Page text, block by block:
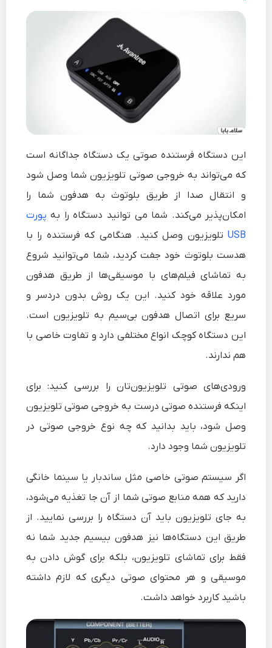
این دستگاه فرستنده صوتی یک دستگاه جداگانه است
که می‌تواند به خروجی صوتی تلویزیون شما وصل شود
و انتقال صدا از طریق بلوتوث به هدفون شما را
امکان‌پذیر می‌کند. شما می توانید دستگاه را به پورت
USBتلویزیون وصل کنید. هنگامی که فرستنده را با
هدست بلوتوث خود جفت کردید، شما می‌توانید شروع
به تماشای فیلم‌های با موسیقی‌ها از طریق هدفون
مورد علاقه خود کنید. این یک روش بدون دردسر و
سریع برای اتصال هدفون بی‌سیم به تلویزیون است.
این دستگاه کوچک انواع مختلفی دارد و تفاوت خاصی با
هم ندارند.
ورودی‌های صوتی تلویزیون‌تان را بررسی کنید: برای
اینکه فرستنده صوتی درست به خروجی صوتی تلویزیون
وصل شود، باید بدانید که چه نوع خروجی صوتی در
تلویزیون شما وجود دارد.
اگر سیستم صوتی خاصی مثل ساندبار یا سینما خانگی
دارید که همه‌ منابع صوتی شما از آن‌ جا تغذیه می‌شود،
به جای تلویزیون باید آن دستگاه را بررسی نمایید. از
طریق این دستگاه‌ها نیز هدفون بیسیم جدید شما نه
فقط برای تماشای تلویزیون، بلکه برای گوش دادن به
موسیقی و هر محتوای صوتی دیگری که لازم داشته
باشید کاربرد خواهد داشت.